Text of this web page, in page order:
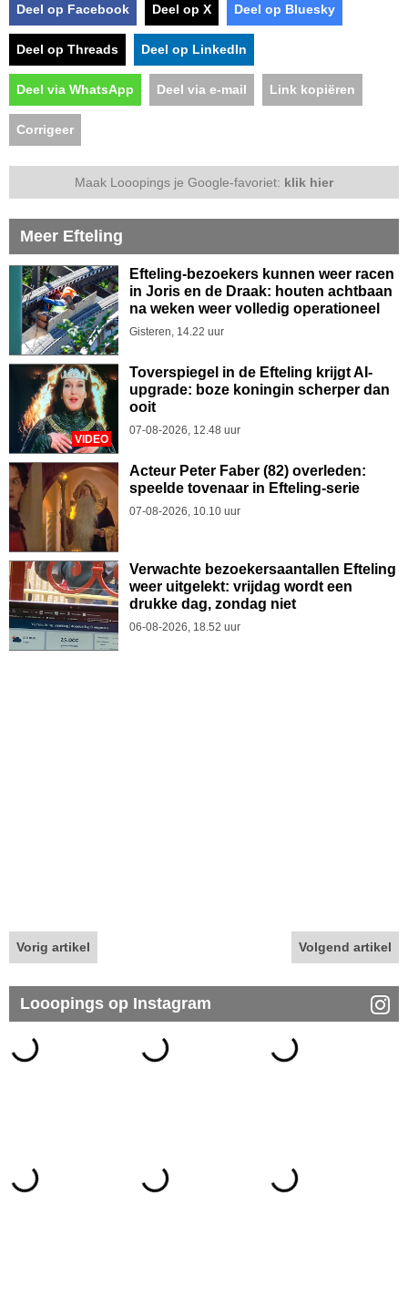
Deel op Facebook Deel op X Deel op Bluesky
Deel op Threads Deel op LinkedIn
Deel via WhatsApp Deel via e-mail Link kopiëren
Corrigeer
Maak Looopings je Google-favoriet: klik hier
Meer Efteling
Efteling-bezoekers kunnen weer racen
in Joris en de Draak: houten achtbaan
na weken weer volledig operationeel
Gisteren, 14.22 uur
VIDEO
Toverspiegel in de Efteling krijgt AI-
upgrade: boze koningin scherper dan
ooit
07-08-2026, 12.48 uur
Acteur Peter Faber (82) overleden:
speelde tovenaar in Efteling-serie
07-08-2026, 10.10 uur
Verwachte bezoekersaantallen Efteling
weer uitgelekt: vrijdag wordt een
drukke dag, zondag niet
06-08-2026, 18.52 uur
Vorig artikel Volgend artikel
Looopings op Instagram